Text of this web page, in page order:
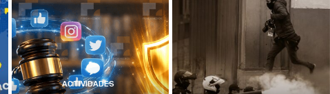
ACTIVIDADES